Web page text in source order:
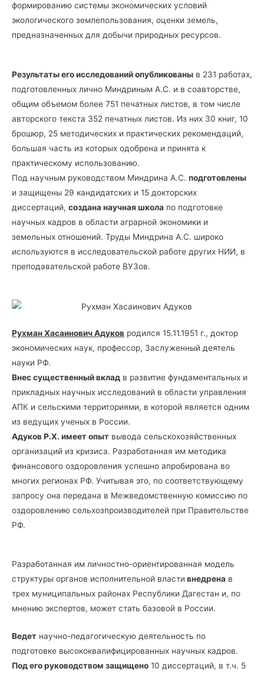
формированию системы экономических условий
экологического землепользования, оценки земель,
предназначенных для добычи природных ресурсов.
Результаты его исследований опубликованы в 231 работах,
подготовленных лично Миндриным А.С. и в соавторстве,
общим объемом более 751 печатных листов, в том числе
авторского текста 352 печатных листов. Из них 30 книг, 10
брошюр, 25 методических и практических рекомендаций,
большая часть из которых одобрена и принята к
практическому использованию.
Под научным руководством Миндрина А.С. подготовлены
и защищены 29 кандидатских и 15 докторских
диссертаций, создана научная школа по подготовке
научных кадров в области аграрной экономики и
земельных отношений. Труды Миндрина А.С. широко
используются в исследовательской работе других НИИ, в
преподавательской работе ВУЗов.
Рухман Хасаинович Адуков родился 15.11.1951 г., доктор
экономических наук, профессор, Заслуженный деятель
науки РФ.
Внес существенный вклад в развитие фундаментальных и
прикладных научных исследований в области управления
АПК и сельскими территориями, в которой является одним
из ведущих ученых в России.
Адуков Р.Х. имеет опыт вывода сельскохозяйственных
организаций из кризиса. Разработанная им методика
финансового оздоровления успешно апробирована во
многих регионах РФ. Учитывая это, по соответствующему
запросу она передана в Межведомственную комиссию по
оздоровлению сельхозпроизводителей при Правительстве
РФ.
Разработанная им личностно-ориентированная модель
структуры органов исполнительной власти внедрена в
трех муниципальных районах Республики Дагестан и, по
мнению экспертов, может стать базовой в России.
Ведет научно-педагогическую деятельность по
подготовке высококвалифицированных научных кадров.
Под его руководством защищено 10 диссертаций, в т.ч. 5